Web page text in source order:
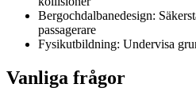
Bergochdalbanedesign:
passagerare
Fysikutbildning: Undervisa
Vanliga frågor